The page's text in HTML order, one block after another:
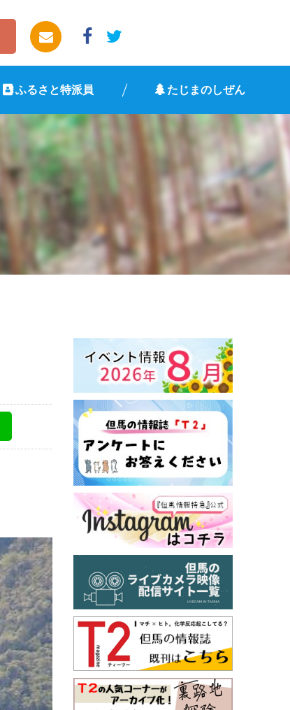
ふるさと特派員 たじまのしぜん